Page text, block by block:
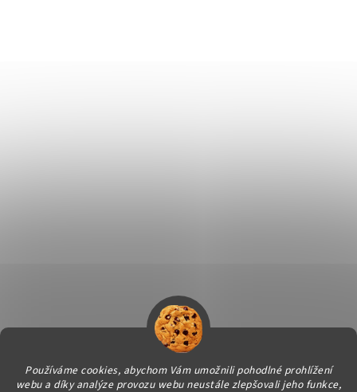
Používáme cookies, abychom Vám umožnili pohodlné prohlížení
webu a díky analýze provozu webu neustále zlepšovali jeho funkce,